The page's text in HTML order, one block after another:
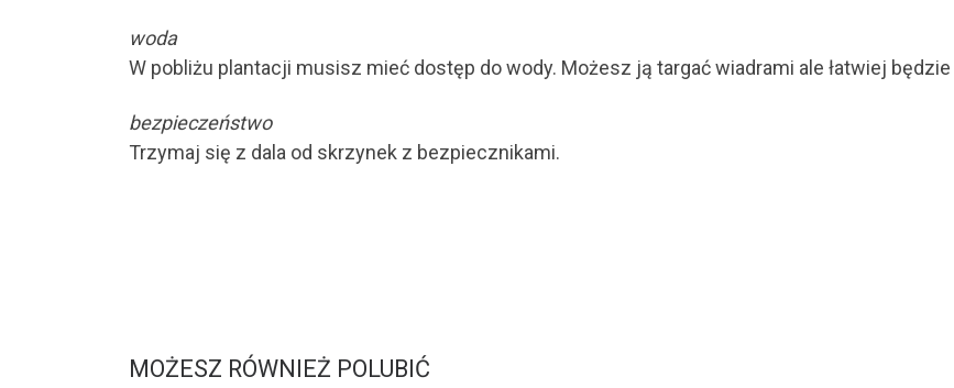
woda
W pobliżu plantacji musisz mieć dostęp do wody. Możesz ją targać wiadrami ale łatwiej
bezpieczeństwo
Trzymaj się z dala od skrzynek z bezpiecznikami.
MOŻESZ RÓWNIEŻ POLUBIĆ